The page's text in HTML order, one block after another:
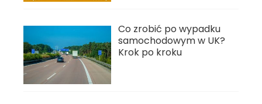
Co zrobić po wypadku
samochodowym w UK?
Krok po kroku